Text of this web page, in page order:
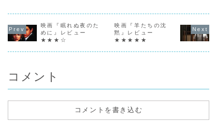
ぜかレオナルド・
「ウィトルウィウ
ス的人体図」と同
じポーズで横たわ
り、胸に星をかた
どった傷が刻まれ
策略にはまり逆に
れ、有罪判決を下
されてしまう。し
ばらく「ミレニア
ム」から身を引く
ことを決意したミ
る。男たちにはい
り、証拠もないま
まただ前科者とい
う理由だけで取調
べを受けていた。
偶然出会った5人
ンク・ファ
ー）は、レ
の暗殺未遂
日その場に
感じて退職
映画『眠れぬ夜のた
めに』レビュー
★★★☆
映画『羊たちの沈
黙』レビュー
★★★★★
コメント
コメントを書き込む